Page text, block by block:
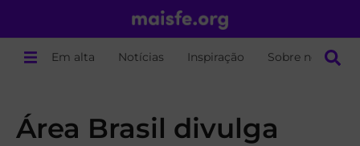
Em alta Notícias Inspiração Sobre nós
Área Brasil divulga